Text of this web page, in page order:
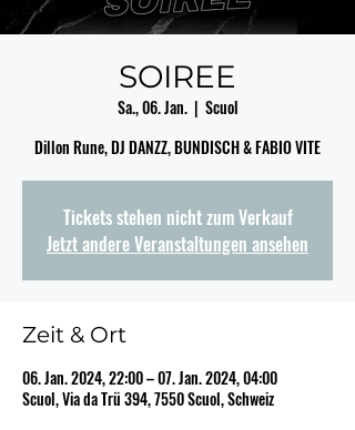
SOIREE
Sa., 06. Jan.
  |
Scuol
Dillon Rune, DJ DANZZ, BUNDISCH & FABIO VITE
Tickets stehen nicht zum Verkauf
Jetzt andere Veranstaltungen ansehen
Zeit & Ort
06. Jan. 2024, 22:00 – 07. Jan. 2024, 04:00
Scuol, Via da Trü 394, 7550 Scuol, Schweiz